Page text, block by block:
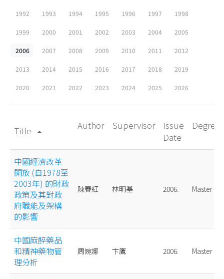
1992 1993 1994 1995 1996 1997 1998
1999 2000 2001 2002 2003 2004 2005
2006 2007 2008 2009 2010 2011 2012
2013 2014 2015 2016 2017 2018 2019
2020 2021 2022 2023 2024 2025 2026
Title arrow_drop_up
Author Supervisor
Issue
Date
Degree
中國經濟改革
開放 (自1978至
2003年) 的財政
政策及其對政
府職能及架構
的影響
陳賽紅 林明基 2006. Master
中國麻醉藥品
和精神藥物管
理分析
周婉娜 卞鷹 2006. Master